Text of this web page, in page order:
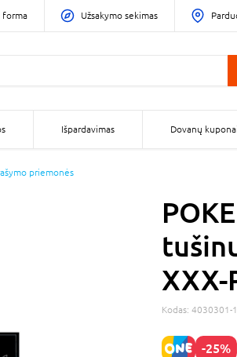
forma Užsakymo sekimas
Išpardavimas Dovanų kuponai
priemonės
XXX-
Kodas: 4030301-
-25%